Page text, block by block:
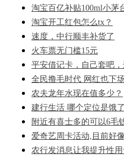
淘宝百亿补贴100ml小茅
淘宝开工红包怎么tx？
速度，中行顺丰补货了
火车票无门槛15元
平安借记卡，自己套吧，
全民撸毛时代 网红也下
农夫龙年水现在值多少？
建行生活 哪个定位是饿
附近有喜士多的可以6毛
爱奇艺周卡活动,目前好
农行发消息让我提升性